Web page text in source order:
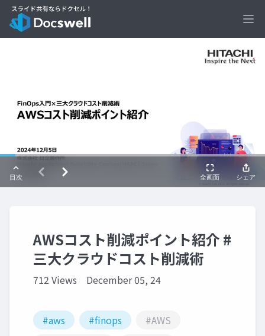
AWSコスト削減ポイント紹介 #
三大クラウドコスト削減術
712 Views December 05, 24
#aws #finops
#AWS